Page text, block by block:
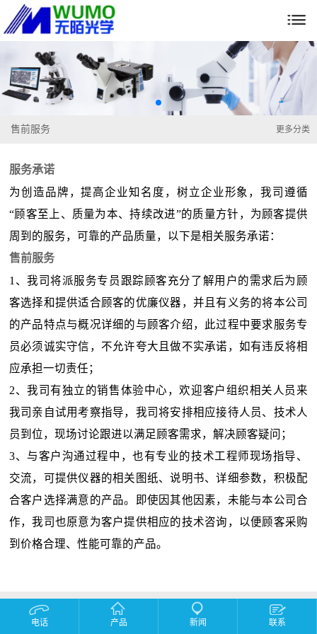

更多分类
售前服务
服务承诺
为创造品牌，提高企业知名度，树立企业形象，我司遵循
“顾客至上、质量为本、持续改进”的质量方针，为顾客提供
周到的服务，可靠的产品质量，以下是相关服务承诺：
售前服务
1、我司将派服务专员跟踪顾客充分了解用户的需求后为顾
客选择和提供适合顾客的优廉仪器，并且有义务的将本公司
的产品特点与概况详细的与顾客介绍，此过程中要求服务专
员必须诚实守信，不允许夸大且做不实承诺，如有违反将相
应承担一切责任；
2、我司有独立的销售体验中心，欢迎客户组织相关人员来
我司亲自试用考察指导，我司将安排相应接待人员、技术人
员到位，现场讨论跟进以满足顾客需求，解决顾客疑问；
3、与客户沟通过程中，也有专业的技术工程师现场指导、
交流，可提供仪器的相关图纸、说明书、详细参数，积极配
合客户选择满意的产品。即使因其他因素，未能与本公司合
作，我司也原意为客户提供相应的技术咨询，以便顾客采购
到价格合理、性能可靠的产品。
电话 产品 新闻 联系